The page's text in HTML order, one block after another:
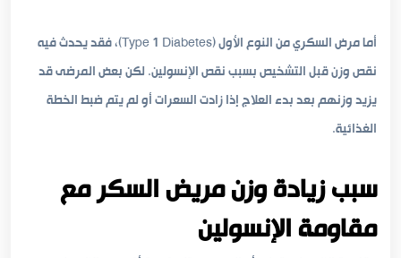
أما مرض السكري من النوع الأول (Type 1 Diabetes)، فقد يحدث فيه
نقص وزن قبل التشخيص بسبب نقص الإنسولين. لكن بعض المرضى قد
يزيد وزنهم بعد بدء العلاج إذا زادت السعرات أو لم يتم ضبط الخطة
الغذائية.
سبب زيادة وزن مريض السكر مع
مقاومة الإنسولين